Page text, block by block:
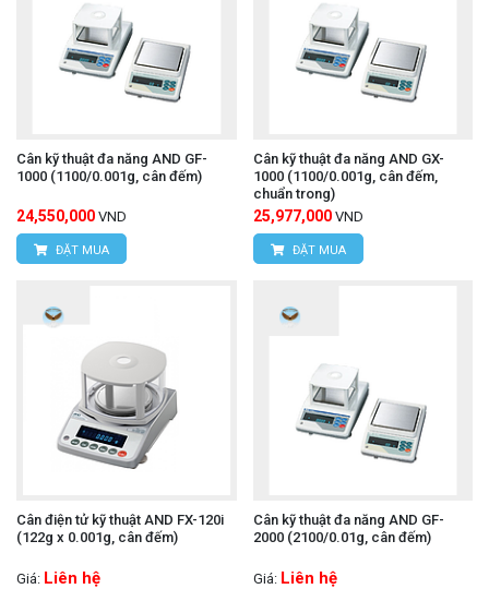
Cân kỹ thuật đa năng AND GF-
1000 (1100/0.001g, cân đếm)
24,550,000 VND
ĐẶT MUA
Cân kỹ thuật đa năng AND GX-
1000 (1100/0.001g, cân đếm,
chuẩn trong)
25,977,000 VND
ĐẶT MUA
Cân điện tử kỹ thuật AND FX-120i
(122g x 0.001g, cân đếm)
Giá: Liên hệ
Cân kỹ thuật đa năng AND GF-
2000 (2100/0.01g, cân đếm)
Giá: Liên hệ